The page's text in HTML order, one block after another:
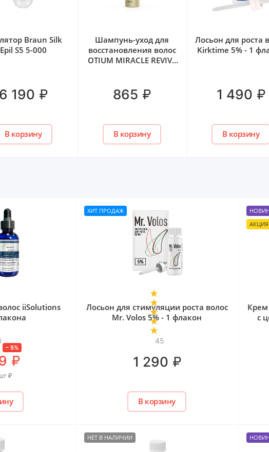
Braun Silk
Epil S5 5-000
6 190 ₽
В корзину
Шампунь-уход для
восстановления волос
OTIUM MIRACLE REVIVE
865 ₽
В корзину
Лосьон для роста
Kirktime 5% - 1
1 490 ₽
В корзину
iiSolutions
– 5%
₽
₽
ХИТ ПРОДАЖ
45
Лосьон для стимуляции роста волос
Mr. Volos 5% - 1 флакон
1 290 ₽
В корзину
АКЦИЯ
с
НЕТ В НАЛИЧИИ